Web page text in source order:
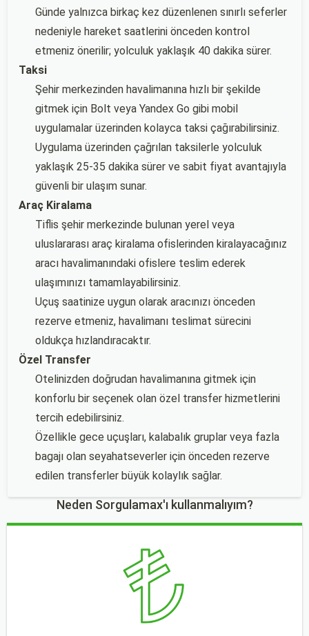
Günde yalnızca birkaç kez düzenlenen sınırlı seferler
nedeniyle hareket saatlerini önceden kontrol
etmeniz önerilir; yolculuk yaklaşık 40 dakika sürer.
Taksi
Şehir merkezinden havalimanına hızlı bir şekilde
gitmek için Bolt veya Yandex Go gibi mobil
uygulamalar üzerinden kolayca taksi çağırabilirsiniz.
Uygulama üzerinden çağrılan taksilerle yolculuk
yaklaşık 25-35 dakika sürer ve sabit fiyat avantajıyla
güvenli bir ulaşım sunar.
Araç Kiralama
Tiflis şehir merkezinde bulunan yerel veya
uluslararası araç kiralama ofislerinden kiralayacağınız
aracı havalimanındaki ofislere teslim ederek
ulaşımınızı tamamlayabilirsiniz.
Uçuş saatinize uygun olarak aracınızı önceden
rezerve etmeniz, havalimanı teslimat sürecini
oldukça hızlandıracaktır.
Özel Transfer
Otelinizden doğrudan havalimanına gitmek için
konforlu bir seçenek olan özel transfer hizmetlerini
tercih edebilirsiniz.
Özellikle gece uçuşları, kalabalık gruplar veya fazla
bagajı olan seyahatseverler için önceden rezerve
edilen transferler büyük kolaylık sağlar.
Neden Sorgulamax'ı kullanmalıyım?